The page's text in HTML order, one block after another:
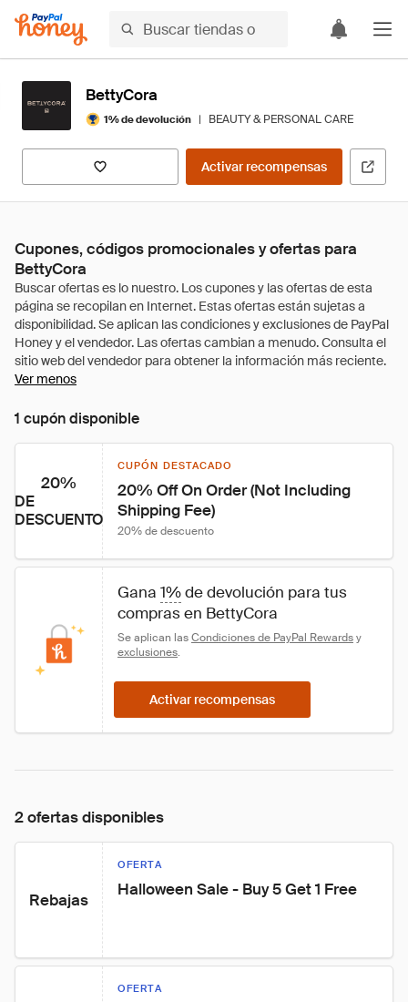
BettyCora
1% de devolución | BEAUTY & PERSONAL CARE
Activar recompensas
Cupones, códigos promocionales y ofertas para
BettyCora
Ver menos
1 cupón disponible
20%
DE
DESCUENTO
CUPÓN DESTACADO
20% Off On Order (Not Including
Shipping Fee)
20% de descuento
Gana 1% de devolución para tus
compras en BettyCora
Se aplican las Condiciones de PayPal Rewards y
exclusiones.
Activar recompensas
2 ofertas disponibles
Rebajas
OFERTA
Halloween Sale - Buy 5 Get 1 Free
OFERTA